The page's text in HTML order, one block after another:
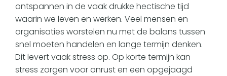
ontspannen in de vaak drukke hectische tijd
waarin we leven en werken. Veel mensen en
organisaties worstelen nu met de balans tussen
snel moeten handelen en lange termijn denken.
Dit levert vaak stress op. Op korte termijn kan
stress zorgen voor onrust en een opgejaagd